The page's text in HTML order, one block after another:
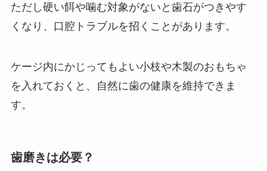
ただし硬い餌や噛む対象がないと歯石がつきやす
くなり、口腔トラブルを招くことがあります。
ケージ内にかじってもよい小枝や木製のおもちゃ
を入れておくと、自然に歯の健康を維持できま
す。
歯磨きは必要？